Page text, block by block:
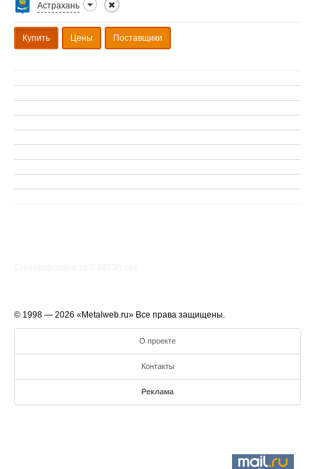
Астрахань
Купить Цены Поставщики
© 1998 — 2026 «Metalweb.ru» Все права защищены.
О проекте
Контакты
Реклама